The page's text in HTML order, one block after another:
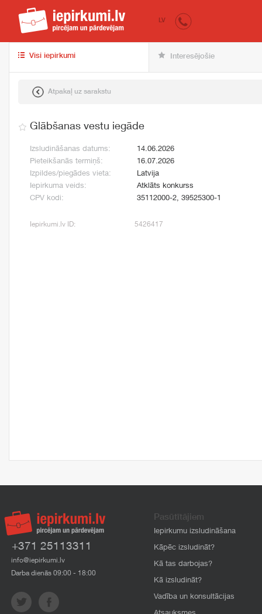
iepirkumi.lv
LV
Visi iepirkumi Interesējošie
Atpakaļ uz sarakstu
Glābšanas vestu iegāde
Izsludināšanas datums:
14.06.2026
Pieteikšanās termiņš:
16.07.2026
Izpildes/piegādes vieta:
Latvija
Iepirkuma veids:
Atklāts konkurss
CPV kodi:
35112000-2, 39525300-1
Iepirkumi.lv ID: 5426417
+371 25113311
info@iepirkumi.lv
Darba dienās 09:00 - 18:00
Pasūtītājiem
Iepirkumu izsludināšana
Kāpēc izsludināt?
Kā tas darbojas?
Kā izsludināt?
Vadība un konsultācijas